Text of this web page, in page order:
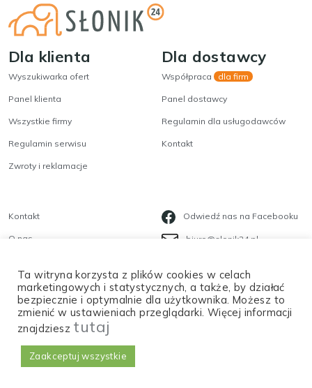
Dla klienta
Wyszukiwarka ofert
Panel klienta
Wszystkie firmy
Regulamin serwisu
Zwroty i reklamacje
Dla dostawcy
Współpraca dla firm
Panel dostawcy
Regulamin dla usługodawców
Kontakt
Kontakt
O nas
Polityka prywatności
Płatności
Odwiedź nas na Facebooku
biuro@slonik24.pl
Copyright©2026 |
Ta witryna korzysta z plików cookies w celach
marketingowych i statystycznych, a także, by działać
bezpiecznie i optymalnie dla użytkownika. Możesz to
zmienić w ustawieniach przeglądarki. Więcej informacji
znajdziesz tutaj
Zaakceptuj wszystkie
Jak oceniasz naszą stronę?
Wybierz
opcję
od
1
do
gdzie
Kiepsko
Pominąć